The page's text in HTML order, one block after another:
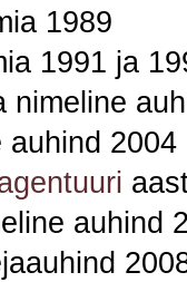
1989
1991 ja
nimeline
auhind 2004
auhind